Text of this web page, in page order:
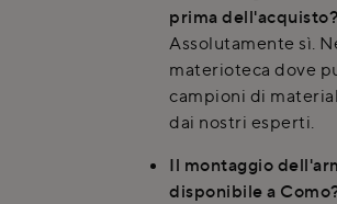
prima dell'acquisto?
Assolutamente sì.
materioteca dove
campioni di
dai nostri esperti.
Il montaggio
disponibile a